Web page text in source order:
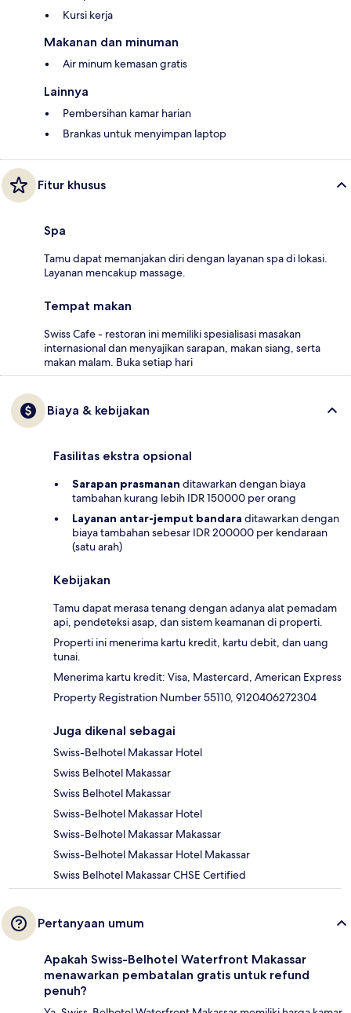
Kursi kerja
Makanan dan minuman
Air minum kemasan gratis
Lainnya
Pembersihan kamar harian
Brankas untuk menyimpan laptop
Fitur khusus
Spa
Tamu dapat memanjakan diri dengan layanan spa di lokasi.
Layanan mencakup massage.
Tempat makan
Swiss Cafe - restoran ini memiliki spesialisasi masakan
internasional dan menyajikan sarapan, makan siang, serta
makan malam. Buka setiap hari
Biaya & kebijakan
Fasilitas ekstra opsional
Sarapan prasmanan ditawarkan dengan biaya
tambahan kurang lebih IDR 150000 per orang
Layanan antar-jemput bandara ditawarkan dengan
biaya tambahan sebesar IDR 200000 per kendaraan
(satu arah)
Kebijakan
Tamu dapat merasa tenang dengan adanya alat pemadam
api, pendeteksi asap, dan sistem keamanan di properti.
Properti ini menerima kartu kredit, kartu debit, dan uang
tunai.
Menerima kartu kredit: Visa, Mastercard, American Express
Property Registration Number 55110, 9120406272304
Juga dikenal sebagai
Swiss-Belhotel Makassar Hotel
Swiss Belhotel Makassar
Swiss Belhotel Makassar
Swiss-Belhotel Makassar Hotel
Swiss-Belhotel Makassar Makassar
Swiss-Belhotel Makassar Hotel Makassar
Swiss Belhotel Makassar CHSE Certified
Pertanyaan umum
Apakah Swiss-Belhotel Waterfront Makassar
menawarkan pembatalan gratis untuk refund
penuh?